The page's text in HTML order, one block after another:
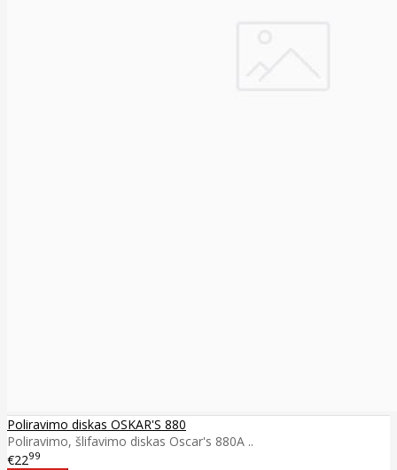
Poliravimo diskas OSKAR'S 880
Poliravimo, šlifavimo diskas Oscar's 880A ..
€2299